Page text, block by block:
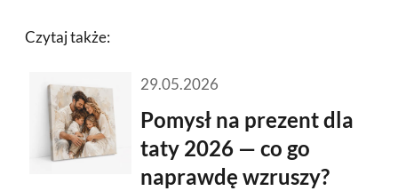
Czytaj także:
29.05.2026
Pomysł na prezent dla
taty 2026 — co go
naprawdę wzruszy?